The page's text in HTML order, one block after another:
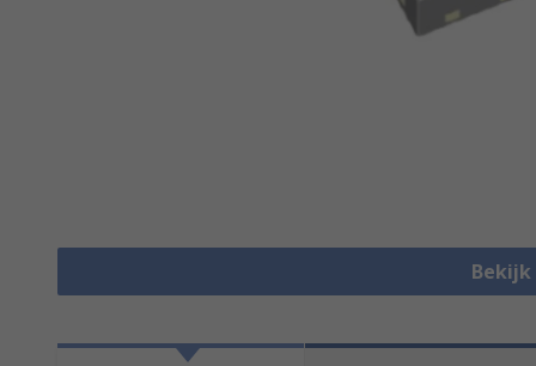
Bekijk